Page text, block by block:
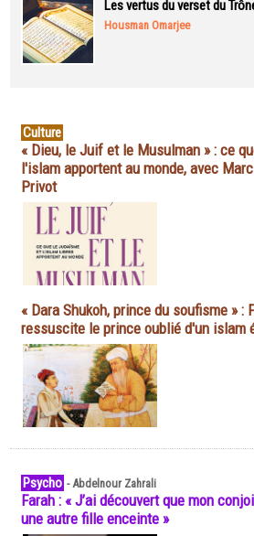
Les vertus du verset du
Housman Omarjee
Culture
« Dieu, le Juif et le Musulman » : ce
l'islam apportent au monde, avec
Privot
« Dara Shukoh, prince du soufisme » :
ressuscite le prince oublié d'un islam
Psycho -Abdelnour Zahrali
Farah : « J’ai découvert que mon
une autre fille enceinte »